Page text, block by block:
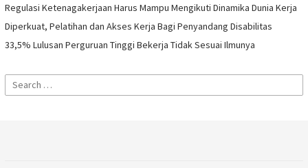
Regulasi Ketenagakerjaan Harus Mampu Mengikuti Dinamika Dunia Kerja
Diperkuat, Pelatihan dan Akses Kerja Bagi Penyandang Disabilitas
33,5% Lulusan Perguruan Tinggi Bekerja Tidak Sesuai Ilmunya
Search
for: